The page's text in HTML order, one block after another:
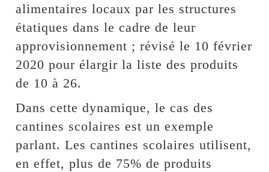
alimentaires locaux par les structures
étatiques dans le cadre de leur
approvisionnement ; révisé le 10 février
2020 pour élargir la liste des produits
de 10 à 26.
Dans cette dynamique, le cas des
cantines scolaires est un exemple
parlant. Les cantines scolaires utilisent,
en effet, plus de 75% de produits